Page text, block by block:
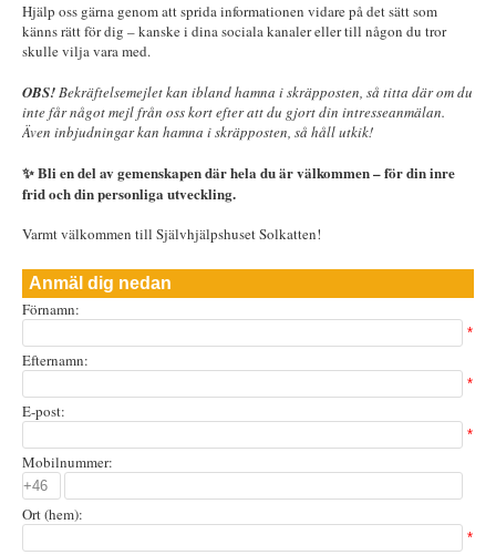
Hjälp oss gärna genom att sprida informationen vidare på det sätt som
känns rätt för dig – kanske i dina sociala kanaler eller till någon du tror
skulle vilja vara med.
OBS!Bekräftelsemejlet kan ibland hamna i skräpposten, så titta där om du
inte får något mejl från oss kort efter att du gjort din intresseanmälan.
Även inbjudningar kan hamna i skräpposten, så håll utkik!
✨ Bli en del av gemenskapen där hela du är välkommen – för din inre
frid och din personliga utveckling.
Varmt välkommen till Självhjälpshuset Solkatten!
Anmäl dig nedan
Förnamn:
*
Efternamn:
*
E-post:
*
Mobilnummer:
Ort (hem):
*